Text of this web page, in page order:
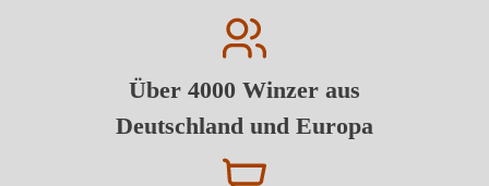
Über 4000 Winzer aus
Deutschland und Europa